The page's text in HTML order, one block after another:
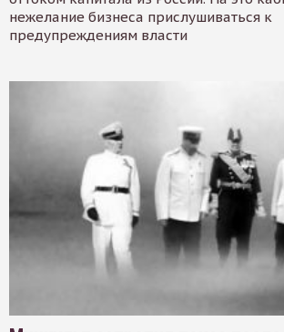
нежелание бизнеса прислушиваться к
предупреждениям власти